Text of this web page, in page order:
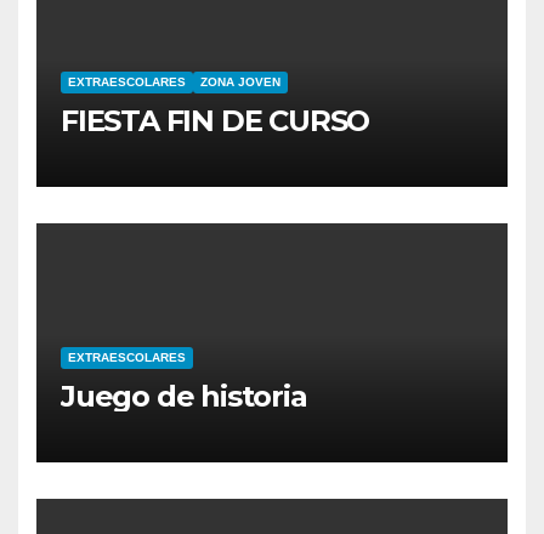
EXTRAESCOLARES ZONA JOVEN
FIESTA FIN DE CURSO
EXTRAESCOLARES
Juego de historia